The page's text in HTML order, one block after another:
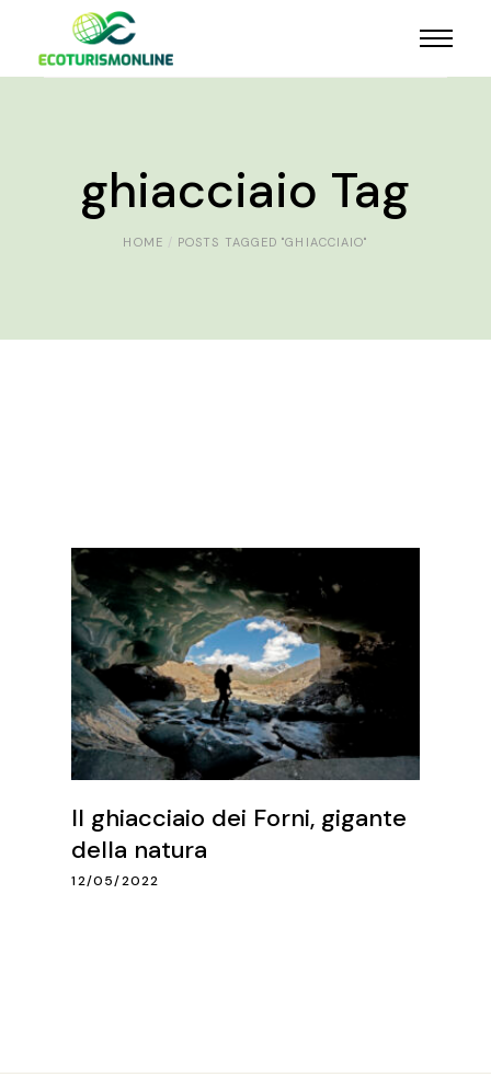
ghiacciaio Tag
HOME POSTS TAGGED "GHIACCIAIO"
Il ghiacciaio dei Forni, gigante
della natura
12/05/2022